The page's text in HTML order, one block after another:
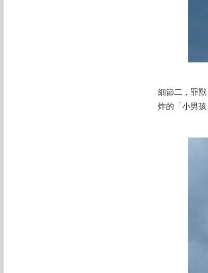
細節二，罪
炸的「小男孩